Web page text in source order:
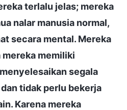
terlalu jelas; mereka
nalar manusia normal,
secara mental. Mereka
memiliki
segala
tidak perlu bekerja
Karena mereka